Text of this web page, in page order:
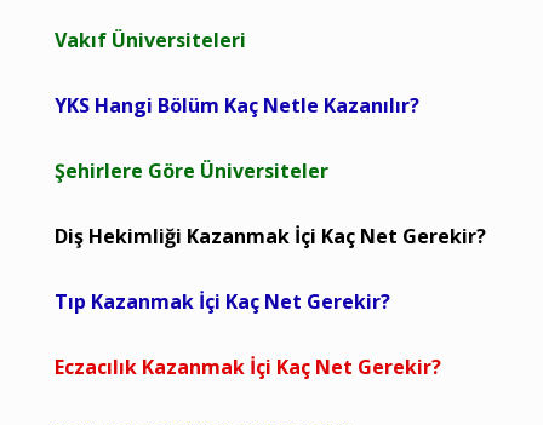
Vakıf Üniversiteleri
YKS Hangi Bölüm Kaç Netle Kazanılır?
Şehirlere Göre Üniversiteler
Diş Hekimliği Kazanmak İçi Kaç Net Gerekir?
Tıp Kazanmak İçi Kaç Net Gerekir?
Eczacılık Kazanmak İçi Kaç Net Gerekir?